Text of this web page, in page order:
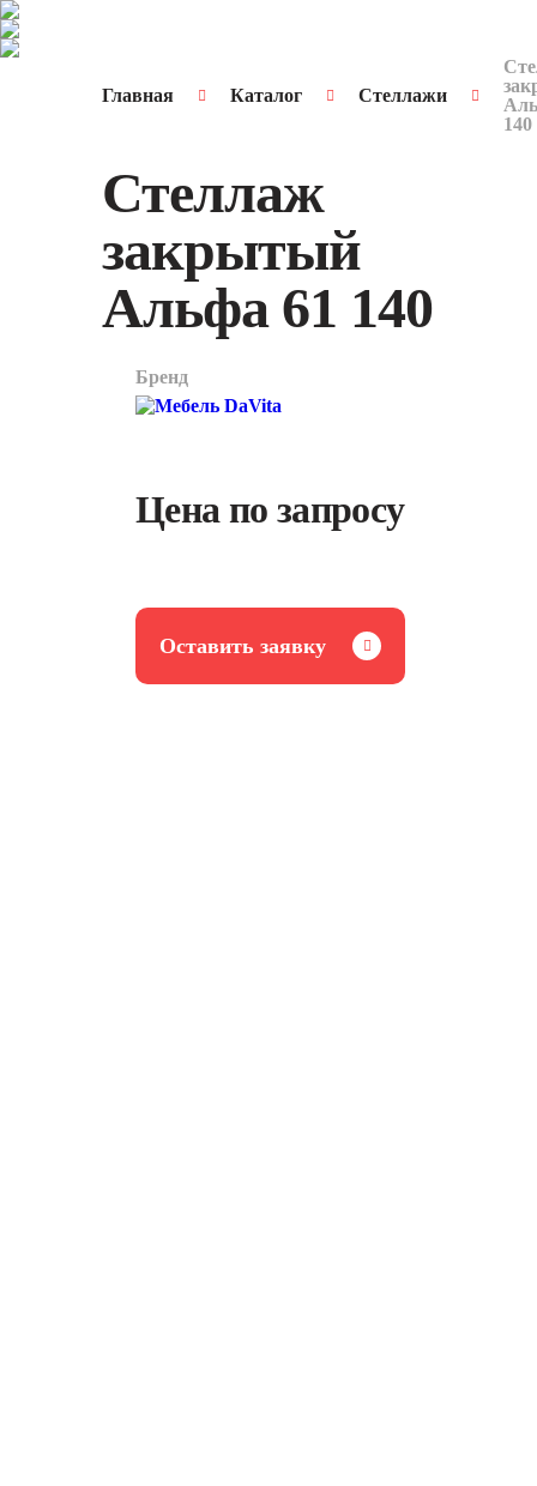
Главная Каталог Стеллажи
140
Стеллаж
закрытый
Альфа 61 140
арт.
Бренд
Цена по запросу
Оставить заявку